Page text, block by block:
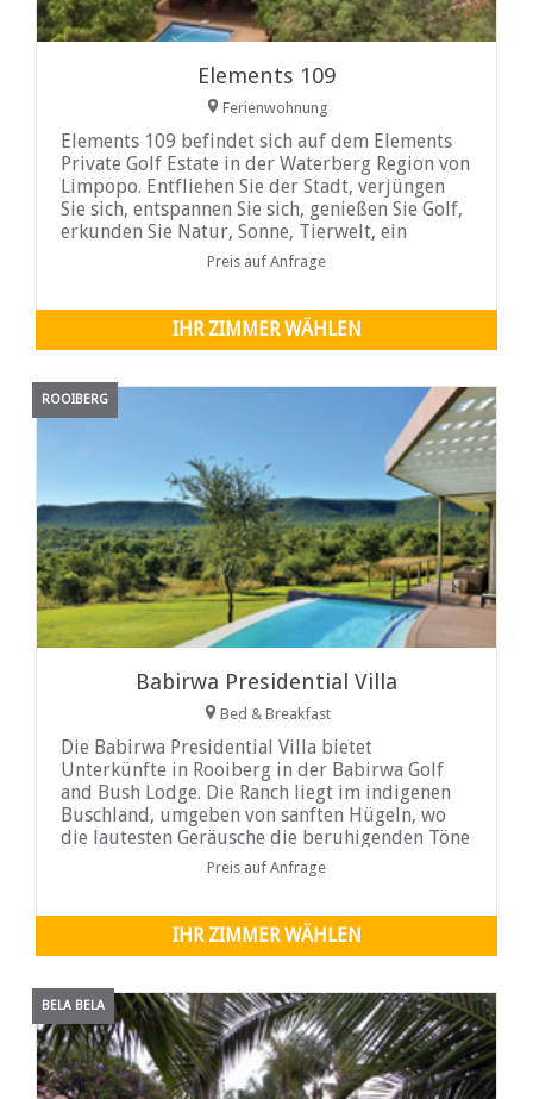
Elements 109
Ferienwohnung
Elements 109 befindet sich auf dem Elements
Private Golf Estate in der Waterberg Region von
Limpopo. Entfliehen Sie der Stadt, verjüngen
Sie sich, entspannen Sie sich, genießen Sie Golf,
erkunden Sie Natur, Sonne, Tierwelt, ein
Buschfeuer, beobachten Sie die Milchstraße,
Mountainbiken, entfachen Sie Freundschaft und
Preis auf Anfrage
IHR ZIMMER WÄHLEN
ROOIBERG
Babirwa Presidential Villa
Bed & Breakfast
Die Babirwa Presidential Villa bietet
Unterkünfte in Rooiberg in der Babirwa Golf
and Bush Lodge. Die Ranch liegt im indigenen
Buschland, umgeben von sanften Hügeln, wo
die lautesten Geräusche die beruhigenden Töne
von zahlreichen Vögeln sind.
Preis auf Anfrage
IHR ZIMMER WÄHLEN
BELA BELA